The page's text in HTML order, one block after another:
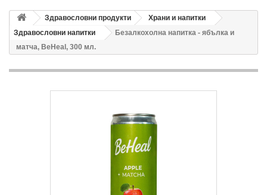
Здравословни продукти
Храни и напитки
Здравословни напитки
Безалкохолна напитка - ябълка и
матча, BeHeal, 300 мл.